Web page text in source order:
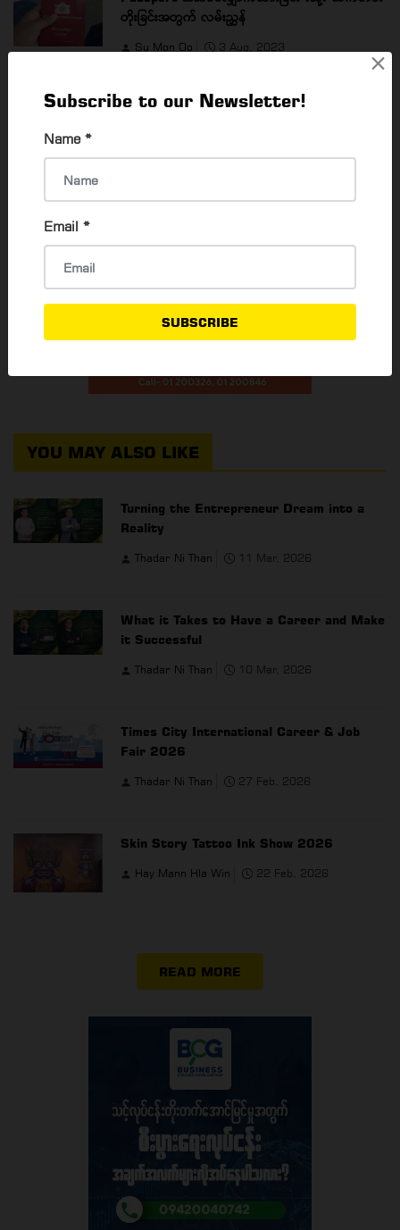
×
Subscribe to our Newsletter!
Name *
Email *
SUBSCRIBE
တိုးခြင်းအတွက် လမ်းညွှန်
Su Mon Oo 3 Aug, 2023
YOU MAY ALSO LIKE
Turning the Entrepreneur Dream into a
Reality
Thadar Ni Than 11 Mar, 2026
What it Takes to Have a Career and Make
it Successful
Thadar Ni Than 10 Mar, 2026
Times City International Career & Job
Fair 2026
Thadar Ni Than 27 Feb, 2026
Skin Story Tattoo Ink Show 2026
Hay Mann Hla Win 22 Feb, 2026
READ MORE